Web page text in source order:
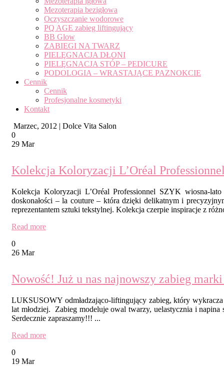
Mezoterapia bezigłowa
Oczyszczanie wodorowe
PQ AGE zabieg liftingujący
BB Glow
ZABIEGI NA TWARZ
PIELĘGNACJA DŁONI
PIELĘGNACJA STÓP – PEDICURE
PODOLOGIA – WRASTAJĄCE PAZNOKCIE
Cennik
Cennik
Profesjonalne kosmetyki
Kontakt
Marzec, 2012 | Dolce Vita Salon
0
29 Mar
Kolekcja Koloryzacji L’Oréal
Kolekcja Koloryzacji L’Oréal Professionnel SZYK wiosna-
doskonałości – la couture – która dzięki delikatnym i
reprezentantem sztuki tekstylnej. Kolekcja czerpie inspiracje z
Read more
0
26 Mar
Nowość! Już u nas najnowszy zabieg
LUKSUSOWY odmładzająco-liftingujący zabieg, który
lat młodziej. Zabieg modeluje owal twarzy, uelastycznia i
Serdecznie zapraszamy!!! ...
Read more
0
19 Mar